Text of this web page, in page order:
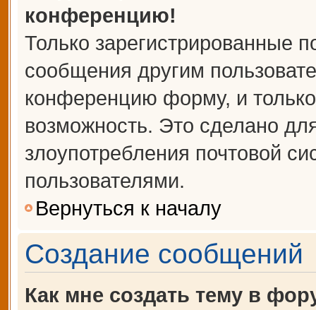
конференцию!
Только зарегистрированные
сообщения другим
конференцию форму, и
возможность. Это сделано
злоупотребления почтовой
пользователями.
Вернуться к началу
Создание сообщений
Как мне создать тему в